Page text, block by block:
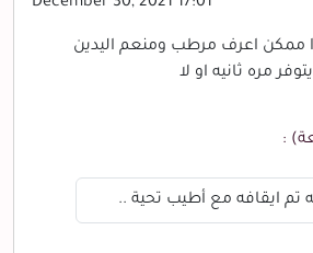
ممكن اعرف مرطب ومنعم اليدين
مره ثانيه او لا
:
تم ايقافه مع أطيب تحية ..